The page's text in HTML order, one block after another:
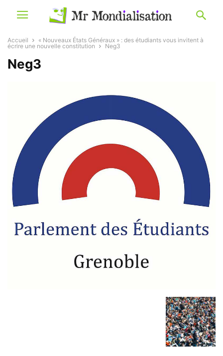
Accueil
« Nouveaux États Généraux » : des étudiants vous invitent à
écrire une nouvelle constitution
Neg3
Neg3